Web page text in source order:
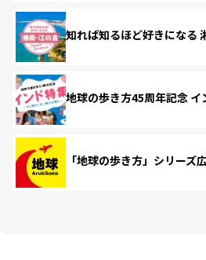
知れば知るほど好きになる
地球の歩き方45周年記念 イ
「地球の歩き方」シリーズ